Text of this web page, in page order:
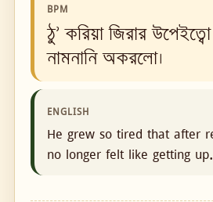
BPM
ঠু’ করিয়া জিরার
নামনানি অকরলো।
ENGLISH
He grew so tired that after
no longer felt like getting up.